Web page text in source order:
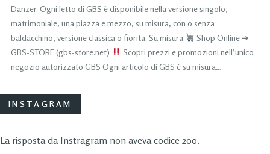
Danzer. Ogni letto di GBS è disponibile nella versione singolo,
matrimoniale, una piazza e mezzo, su misura, con o senza
baldacchino, versione classica o fiorita. Su misura
Shop Online ➜
GBS-STORE (gbs-store.net)
Scopri prezzi e promozioni nell’unico
negozio autorizzato GBS Ogni articolo di GBS è su misura…
INSTAGRAM
La risposta da Instragram non aveva codice 200.